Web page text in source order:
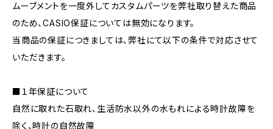
ムーブメントを一度外してカスタムパーツを弊社取り替えた商品
のため、CASIO保証については無効になります。
当商品の保証につきましては、弊社にて以下の条件で対応させて
いただきます。
■１年保証について
自然に取れた石取れ、生活防水以外の水もれによる時計故障を
除く、時計の自然故障